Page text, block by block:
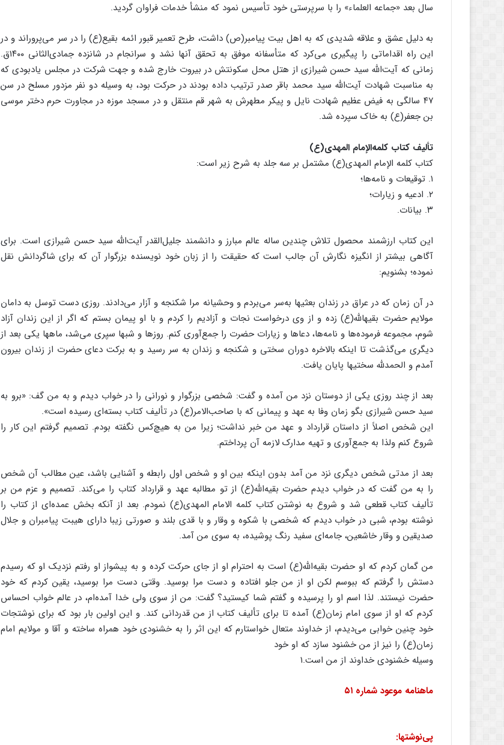
سال بعد «جماعه العلماء» را با سرپرستی خود تأسیس نمود که منشأ خدمات فراوان گردید.
به دلیل عشق و علاقه شدیدی که به اهل بیت پیامبر(ص) داشت، طرح تعمیر قبور ائمه بقیع(ع) را در سر می‌‌پروراند و در
این راه اقداماتی را پیگیری می‌‌کرد که متأسفانه موفق به تحقق آنها نشد و سرانجام در شانزده جمادی‌‌الثانی ۱۴۰۰ق.
زمانی که آیت‌‌الله سید حسن شیرازی از هتل محل سکونتش در بیروت خارج شده و جهت شرکت در مجلس یادبودی که
به مناسبت شهادت آیت‌‌الله سید محمد باقر صدر ترتیب داده بودند در حرکت بود، به وسیله دو نفر مزدور مسلح در سن
۴۷ سالگی به فیض عظیم شهادت نایل و پیکر مطهرش به شهر قم منتقل و در مسجد موزه در مجاورت حرم دختر موسی
بن جعفر(ع) به خاک سپرده شد.
تألیف کتاب کلمه‌الإمام المهدی(ع)
کتاب کلمه الإمام المهدی(ع) مشتمل بر سه جلد به شرح زیر است:
۱. توقیعات و نامه‌‌ها؛
۲. ادعیه و زیارات؛
۳. بیانات.
این کتاب ارزشمند محصول تلاش چندین ساله عالم مبارز و دانشمند جلیل‌‌القدر آیت‌‌الله سید حسن شیرازی است. برای
آگاهی بیشتر از انگیزه نگارش آن جالب است که حقیقت را از زبان خود نویسنده بزرگوار آن که برای شاگردانش نقل
نموده؛ بشنویم:
در آن زمان که در عراق در زندان بعثیها به‌‌سر می‌‌بردم و وحشیانه مرا شکنجه و آزار می‌‌دادند. روزی دست توسل به دامان
مولایم حضرت بقیهالله(ع) زده و از وی درخواست نجات و آزادیم را کردم و با او پیمان بستم که اگر از این زندان آزاد
شوم، مجموعه فرموده‌‌ها و نامه‌‌ها، دعاها و زیارات حضرت را جمع‌‌آوری کنم. روزها و شبها سپری می‌‌شد، ماهها یکی بعد از
دیگری می‌‌گذشت تا اینکه بالاخره دوران سختی و شکنجه و زندان به سر رسید و به برکت دعای حضرت از زندان بیرون
آمدم و الحمدللَّه سختیها پایان یافت.
بعد از چند روزی یکی از دوستان نزد من آمده و گفت: شخصی بزرگوار و نورانی را در خواب دیدم و به من گف: «برو به
سید حسن شیرازی بگو زمان وفا به عهد و پیمانی که با صاحب‌‌الامر(ع) در تألیف کتاب بسته‌‌ای رسیده است».
این شخص اصلاً از داستان قرارداد و عهد من خبر نداشت؛ زیرا من به هیچ‌‌کس نگفته بودم. تصمیم گرفتم این کار را
شروع کنم ولذا به جمع‌‌آوری و تهیه مدارک لازمه آن پرداختم.
بعد از مدتی شخص دیگری نزد من آمد بدون اینکه بین او و شخص اول رابطه و آشنایی باشد، عین مطالب آن شخص
را به من گفت که در خواب دیدم حضرت بقیه‌الله(ع) از تو مطالبه عهد و قرارداد کتاب را می‌‌کند. تصمیم و عزم من بر
تألیف کتاب قطعی شد و شروع به نوشتن کتاب کلمه الامام المهدی(ع) نمودم. بعد از آنکه بخش عمده‌‌ای از کتاب را
نوشته بودم، شبی در خواب دیدم که شخصی با شکوه و وقار و با قدی بلند و صورتی زیبا دارای هیبت پیامبران و جلال
صدیقین و وقار خاشعین، جامه‌‌ای سفید رنگ پوشیده، به سوی من آمد.
من گمان کردم که او حضرت بقیه‌الله(ع) است به احترام او از جای حرکت کرده و به پیشواز او رفتم نزدیک او که رسیدم
دستش را گرفتم که ببوسم لکن او از من جلو افتاده و دست مرا بوسید. وقتی دست مرا بوسید، یقین کردم که خود
حضرت نیستند. لذا اسم او را پرسیده و گفتم شما کیستید؟ گفت: من از سوی ولی خدا آمده‌‌ام، در عالم خواب احساس
کردم که او از سوی امام زمان(ع) آمده تا برای تألیف کتاب از من قدردانی کند. و این اولین بار بود که برای نوشتجات
خود چنین خوابی می‌‌دیدم، از خداوند متعال خواستارم که این اثر را به خشنودی خود همراه ساخته و آقا و مولایم امام
زمان(ع) را نیز از من خشنود سازد که او خود
وسیله خشنودی خداوند از من است.۱
ماهنامه موعود شماره ۵۱
پی‌نوشتها: